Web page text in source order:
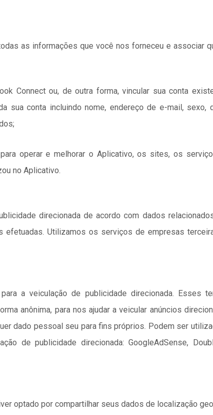
as informações que você nos forneceu e associar
Connect ou, de outra forma, vincular sua conta
sua conta incluindo nome, endereço de e-mail, sexo,
operar e melhorar o Aplicativo, os sites, os
no Aplicativo.
direcionada de acordo com dados
efetuadas. Utilizamos os serviços de empresas
a veiculação de publicidade direcionada. Esses
anônima, para nos ajudar a veicular anúncios
dado pessoal seu para fins próprios. Podem ser
de publicidade direcionada: GoogleAdSense,
optado por compartilhar seus dados de localização